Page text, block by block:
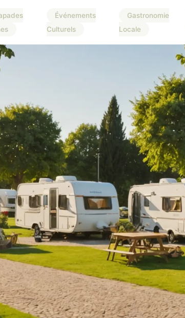
Événements
Culturels
Gastronomie
Locale